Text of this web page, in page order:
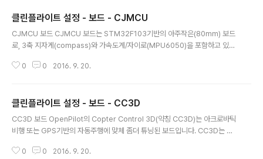
클린플라이트 설정 - 보드 - CJMCU
CJMCU 보드 CJMCU 보드는 STM32F103기반의 아주작은(80mm) 보드
로, 3축 지자게(compass)와 가속도계/자이로(MPU6050)을 포함하고 있습
Hardware revisions Revision참고사항1LED1에 의해 boot jumper pa
1.4.0 이후만 지원합니다. 버전2 보드에 이전의 버전을 쓰려고 시도하지 마세
요.(이하 생략합니다.)===원문 : https://github.com/cleanflight/cleanfli
ght/..
0 0 2016. 9. 20.
클린플라이트 설정 - 보드 - CC3D
CC3D 보드 OpenPilot의 Copter Control 3D(약칭 CC3D)는 아크로바틱
비행 또는 GPS기반의 자동주행에 맞체 좀더 튜닝된 보드입니다. CC3D는 M
ROM 칩을 탑재하고 있습니다. 6개의 포트에는 입력으로 표시되어 있고, 6개
0 0 2016. 9. 20.